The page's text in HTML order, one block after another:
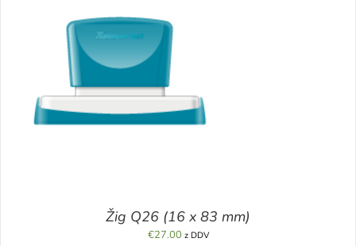
Žig Q26 (16 x 83 mm)
€27.00 z DDV